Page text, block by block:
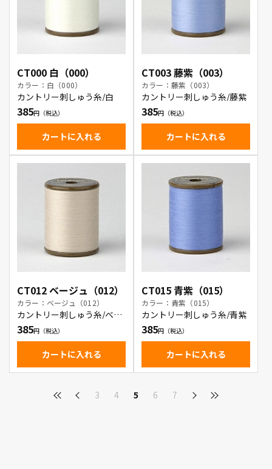
CT000 白（000）
カラー：白（000）
カントリー刺しゅう糸/白
385
カートに入れる
CT003 藤紫（003）
カラー：藤紫（003）
カントリー刺しゅう糸/藤紫
385
カートに入れる
CT012 ベージュ（012）
カラー：ベージュ（012）
カントリー刺しゅう糸/ベー
ジュ
385
カートに入れる
CT015 青紫（015）
カラー：青紫（015）
カントリー刺しゅう糸/青紫
385
カートに入れる
3 4 5 6 7